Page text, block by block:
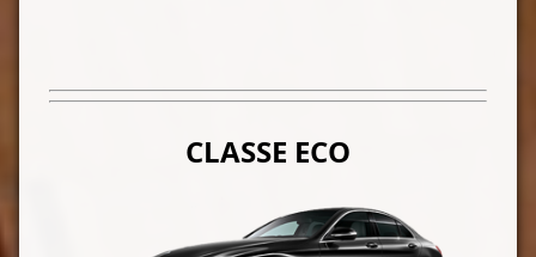
CLASSE ECO